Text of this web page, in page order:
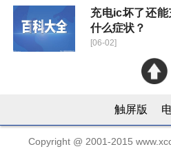
充电ic坏了还
什么症状？
[06-02]
触屏版
Copyright @ 2001-2015